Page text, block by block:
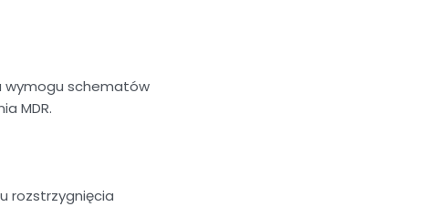
wymogu schematów
MDR.
rozstrzygnięcia